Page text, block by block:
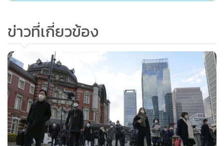
รวมเหล่าออสเตรเลียในกรุงแคนเบอร์รา กล่าวว่า การปลดออก
จากตำแหน่งอาจเชื่อมโยงกับเรื่องอื้อฉาว 2 เรื่อง ที่ขัดขวางการ
จัดการโรคระบาดของประเทศ โดยเฉพาะอย่างยิ่งเรื่องอื้อฉาว
เกี่ยวกับการรับสินบนที่เกี่ยวโยงกับการนำชาวเวียดนามที่ติดค้าง
ในต่างประเทศเดินทางกลับประเทศและการจัดซื้อชุดตรวจโค
วิด-19
ในปลายเดือน ธ.ค. พรรคคอมมิวนิสต์ปลด ฝ่าม บิ่ง มีง ออกจาก
โปลิตบูโร ที่เป็นคณะผู้กำหนดนโยบายและมีอำนาจตัดสินใจสูง
ข่าวที่เกี่ยวข้อง